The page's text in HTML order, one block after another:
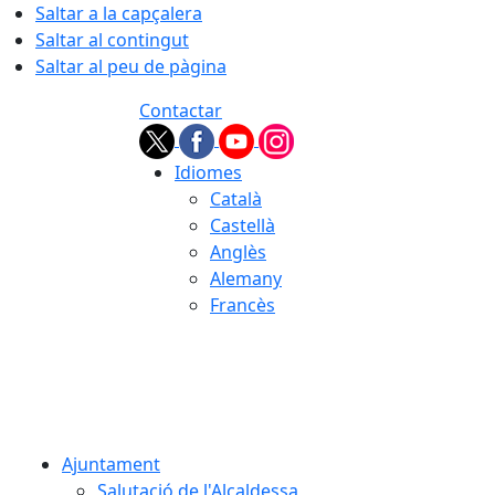
Saltar a la capçalera
Saltar al contingut
Saltar al peu de pàgina
Contactar
Idiomes
Català
Castellà
Anglès
Alemany
Francès
Ajuntament